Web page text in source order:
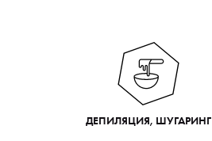
ДЕПИЛЯЦИЯ, ШУГАРИНГ